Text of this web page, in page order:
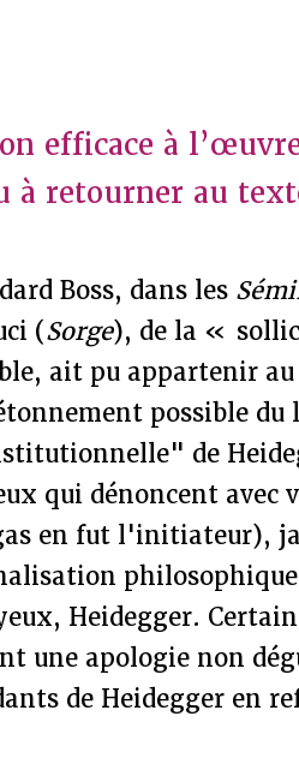
efficace à
à retourner au
Boss, dans les
(Sorge), de la «
ait pu appartenir
possible du
de
qui dénoncent avec
en fut l'initiateur),
Heidegger.
une apologie non
de Heidegger en